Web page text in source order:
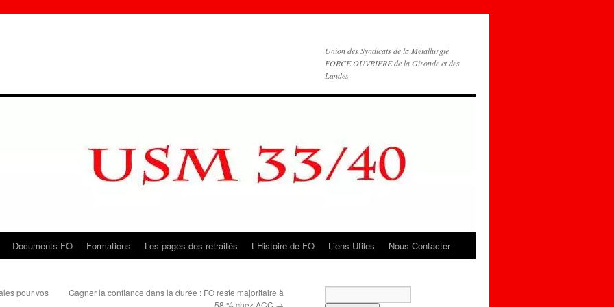
Union des Syndicats de la Métallurgie
FORCE OUVRIERE de la Gironde et des
Landes
Documents FO Formations Les pages des retraités L’Histoire de FO Liens Utiles Nous Contacter
pour vos
Gagner la confiance dans la durée : FO reste majoritaire à
58 % chez ACC →